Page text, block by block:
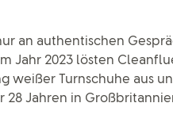
an authentischen
Jahr 2023 lösten
weißer Turnschuhe aus
28 Jahren in